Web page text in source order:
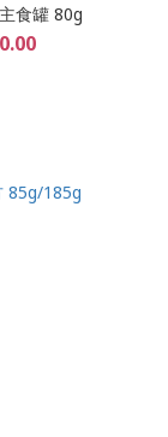
汪喵星球 熟齡貓98%低磷無膠主食罐 80g